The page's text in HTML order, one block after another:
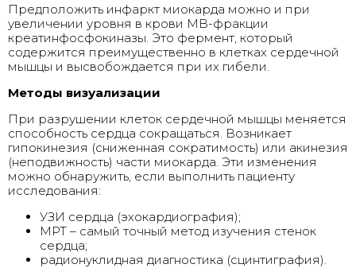
Предположить инфаркт миокарда можно и при
увеличении уровня в крови МВ-фракции
креатинфосфокиназы. Это фермент, который
содержится преимущественно в клетках сердечной
мышцы и высвобождается при их гибели.
Методы визуализации
При разрушении клеток сердечной мышцы меняется
способность сердца сокращаться. Возникает
гипокинезия (сниженная сократимость) или акинезия
(неподвижность) части миокарда. Эти изменения
можно обнаружить, если выполнить пациенту
исследования:
УЗИ сердца (эхокардиография);
МРТ – самый точный метод изучения стенок
сердца;
радионуклидная диагностика (сцинтиграфия).